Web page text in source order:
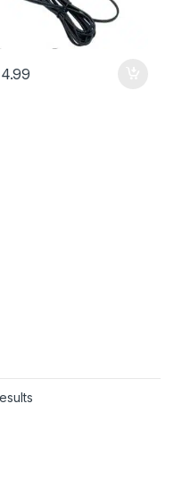
Sorted by price: low to